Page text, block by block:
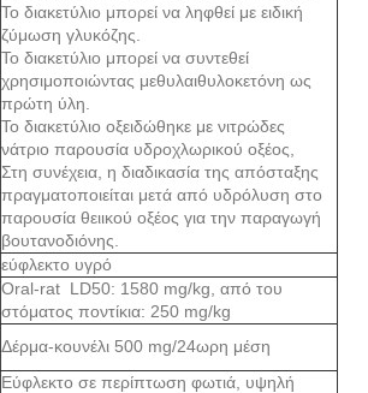
Το διακετύλιο μπορεί να ληφθεί με ειδική
ζύμωση γλυκόζης.
Το διακετύλιο μπορεί να συντεθεί
χρησιμοποιώντας μεθυλαιθυλοκετόνη ως
πρώτη ύλη.
Το διακετύλιο οξειδώθηκε με νιτρώδες
νάτριο παρουσία υδροχλωρικού οξέος,
Στη συνέχεια, η διαδικασία της απόσταξης
πραγματοποιείται μετά από υδρόλυση στο
παρουσία θειικού οξέος για την παραγωγή
βουτανοδιόνης.
εύφλεκτο υγρό
Oral-rat LD50: 1580 mg/kg, από του
στόματος ποντίκια: 250 mg/kg
Δέρμα-κουνέλι 500 mg/24ωρη μέση
Εύφλεκτο σε περίπτωση φωτιά, υψηλή